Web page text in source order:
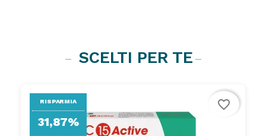
SCELTI PER TE
RISPARMIA
31,87%
favorite_border